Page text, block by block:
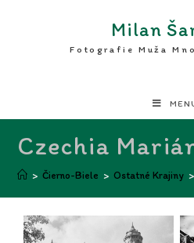
Milan
Fotografie Muža
Czechia
> Čierno-Biele > Ostatné Krajiny >